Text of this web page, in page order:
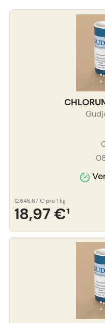
18,97 €¹
12.646,67 € pro 1 kg